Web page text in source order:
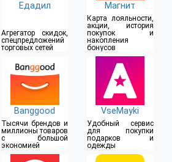
Едадил
Агрегатор скидок,
спецпредложений
торговых сетей
Магнит
Карта лояльности,
акции, история
покупок и
накопления
бонусов
Banggood
Тысячи брендов и
миллионы товаров
с большой
экономией
VseMayki
Удобный сервис
для покупки
подарков и
одежды